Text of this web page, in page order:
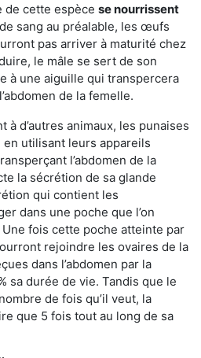
de cette espèce se nourrissent
sang au préalable, les œufs
pas arriver à maturité chez
le mâle se sert de son
à une aiguille qui transpercera
de la femelle.
à d’autres animaux, les punaises
en utilisant leurs appareils
l’abdomen de la
la sécrétion de sa glande
qui contient les
dans une poche que l’on
fois cette poche atteinte par
rejoindre les ovaires de la
dans l’abdomen par la
sa durée de vie. Tandis que le
de fois qu’il veut, la
que 5 fois tout au long de sa